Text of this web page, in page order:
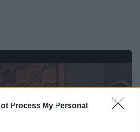
Process My Personal